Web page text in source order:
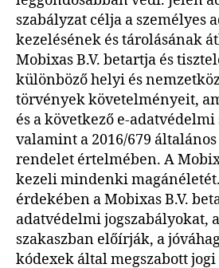
szabályzat célja a személyes
kezelésének és tárolásának
Mobixas B.V. betartja és
különböző helyi és
törvények követelményeit,
és a következő e-adatvédelmi
valamint a 2016/679
rendelet értelmében. A
kezeli mindenki
érdekében a Mobixas B.V.
adatvédelmi jogszabályokat,
szakaszban előírják, a
kódexek által megszabott